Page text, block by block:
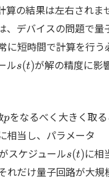
算の結果は左右されま
、デバイスの問題で量
に短時間で計算を行う
ルs(t)
s(t)が解の精度に影
p
pをなるべく大きく取
相当し、パラメータ
スケジュールs(t)
s(t)に相
れだけ量子回路が大規